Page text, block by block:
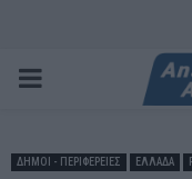
PRIMARY
ΔΗΜΟΙ - ΠΕΡΙΦΕΡΕΙΕΣ ΕΛΛΑΔΑ